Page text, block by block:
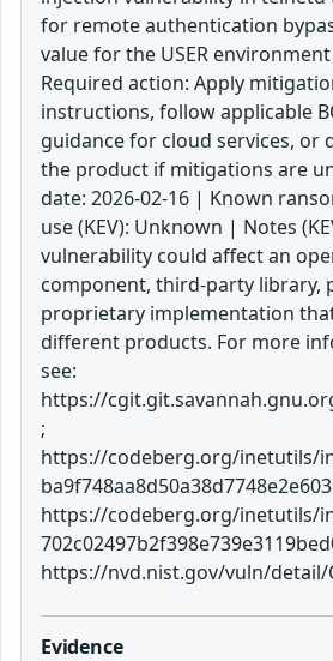
for remote authentication
value for the USER
Required action: Apply
instructions, follow applicable
guidance for cloud services, or
the product if mitigations are
date: 2026-02-16 | Known
use (KEV): Unknown | Notes
vulnerability could affect an
component, third-party library,
proprietary implementation
different products. For more
see:
https://
;
https://codeberg.org/inetutils/
https://codeberg.org/inetutils/
https://nvd.nist.gov/vuln/detail/
Evidence